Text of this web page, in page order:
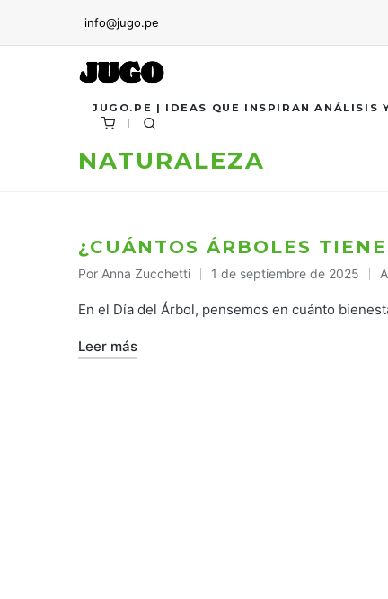
info@jugo.pe
JUGO.PE | IDEAS QUE INSPIRAN ANÁLISIS
NATURALEZA
¿CUÁNTOS ÁRBOLES
Publicado
por
Por Anna Zucchetti 1 de septiembre de 2025
En el Día del Árbol, pensemos en cuánto
Leer más